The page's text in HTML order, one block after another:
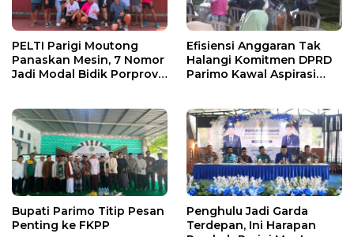
PELTI Parigi Moutong
Panaskan Mesin, 7 Nomor
Jadi Modal Bidik Porprov
Efisiensi Anggaran Tak
Halangi Komitmen DPRD
Parimo Kawal Aspirasi
Bupati Parimo Titip Pesan
Penting ke FKPP
Penghulu Jadi Garda
Terdepan, Ini Harapan